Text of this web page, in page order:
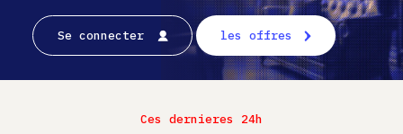
Se connecter les offres
Ces dernieres 24h